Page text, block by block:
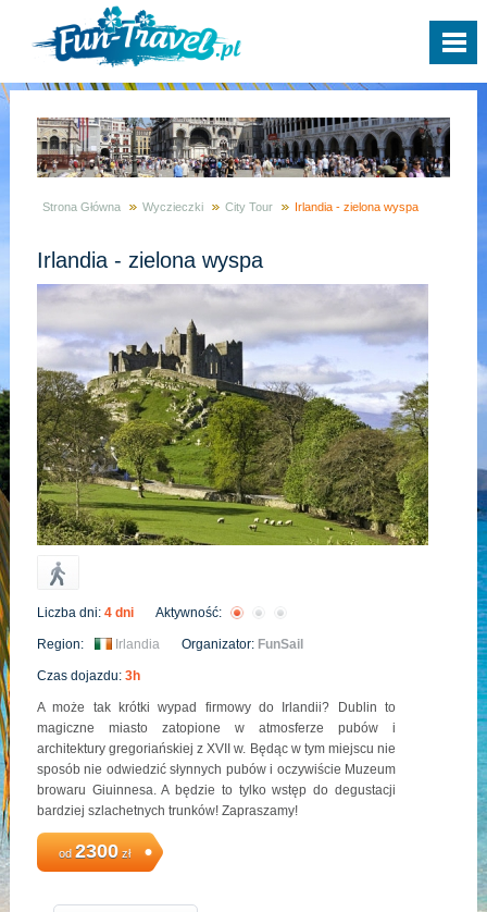
Strona Główna Wyczieczki City Tour Irlandia - zielona wyspa
Irlandia - zielona wyspa
Liczba dni: 4 dni Aktywność:
Region: Irlandia Organizator: FunSail
Czas dojazdu: 3h
A może tak krótki wypad firmowy do Irlandii? Dublin to
magiczne miasto zatopione w atmosferze pubów i
architektury gregoriańskiej z XVII w. Będąc w tym miejscu nie
sposób nie odwiedzić słynnych pubów i oczywiście Muzeum
browaru Giuinnesa. A będzie to tylko wstęp do degustacji
bardziej szlachetnych trunków! Zapraszamy!
od 2300zł